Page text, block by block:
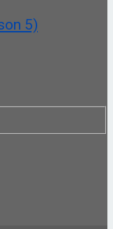
5)